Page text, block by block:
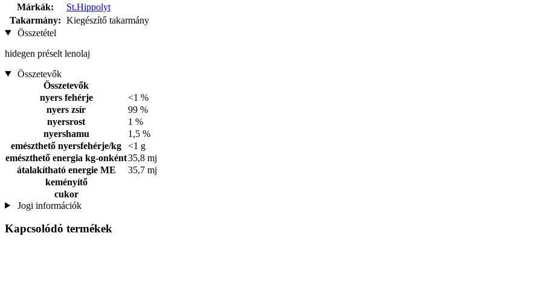
Márkák:
St.Hippolyt
Takarmány: Kiegészítő takarmány
Összetétel
hidegen préselt lenolaj
Összetevők
Összetevők
nyers fehérje
<1 %
nyers zsír
99 %
nyersrost
1 %
nyershamu
1,5 %
emészthető nyersfehérje/kg
<1 g
emészthető energia kg-onként35,8 mj
átalakítható energie ME
35,7 mj
keményítő
cukor
Jogi információk
Kapcsolódó termékek